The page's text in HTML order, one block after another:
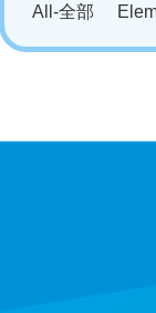
All-全部